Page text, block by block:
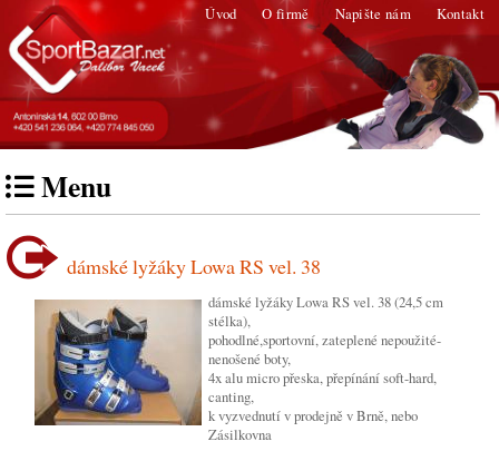
Úvod O firmě Napište nám Kontakt
Menu
dámské lyžáky Lowa RS vel. 38
dámské lyžáky Lowa RS vel. 38 (24,5 cm
stélka),
pohodlné,sportovní, zateplené nepoužité-
nenošené boty,
4x alu micro přeska, přepínání soft-hard,
canting,
k vyzvednutí v prodejně v Brně, nebo
Zásilkovna